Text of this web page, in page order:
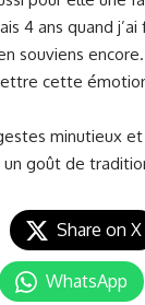
4 ans quand
souviens
cette
minutieux
goût de
Share on X
WhatsApp